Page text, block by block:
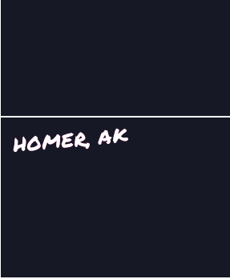
HOMER, AK